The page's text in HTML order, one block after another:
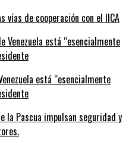
vías de cooperación con el IICA
está “esencialmente